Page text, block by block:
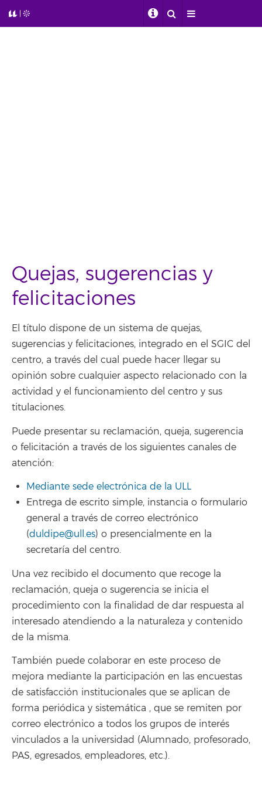
Quejas, sugerencias y
felicitaciones
El título dispone de un sistema de quejas,
sugerencias y felicitaciones, integrado en el SGIC del
centro, a través del cual puede hacer llegar su
opinión sobre cualquier aspecto relacionado con la
actividad y el funcionamiento del centro y sus
titulaciones.
Puede presentar su reclamación, queja, sugerencia
o felicitación a través de los siguientes canales de
atención:
Mediante sede electrónica de la ULL
Entrega de escrito simple, instancia o formulario
general a través de correo electrónico
(duldipe@ull.es) o presencialmente en la
secretaría del centro.
Una vez recibido el documento que recoge la
reclamación, queja o sugerencia se inicia el
procedimiento con la finalidad de dar respuesta al
interesado atendiendo a la naturaleza y contenido
de la misma.
También puede colaborar en este proceso de
mejora mediante la participación en las encuestas
de satisfacción institucionales que se aplican de
forma periódica y sistemática , que se remiten por
correo electrónico a todos los grupos de interés
vinculados a la universidad (Alumnado, profesorado,
PAS, egresados, empleadores, etc.).